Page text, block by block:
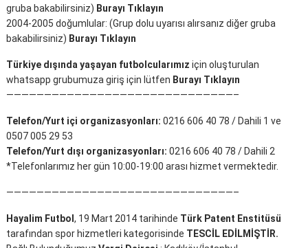
gruba bakabilirsiniz) Burayı Tıklayın
2004-2005 doğumlular: (Grup dolu uyarısı alırsanız diğer gruba
bakabilirsiniz) Burayı Tıklayın
Türkiye dışında yaşayan futbolcularımız için oluşturulan
whatsapp grubumuza giriş için lütfen Burayı Tıklayın
——————————————————————————————–
Telefon/Yurt içi organizasyonları: 0216 606 40 78 / Dahili 1 ve
0507 005 29 53
Telefon/Yurt dışı organizasyonları: 0216 606 40 78 / Dahili 2
*Telefonlarımız her gün 10:00-19:00 arası hizmet vermektedir.
——————————————————————————————–
Hayalim Futbol, 19 Mart 2014 tarihinde Türk Patent Enstitüsü
tarafından spor hizmetleri kategorisinde TESCİL EDİLMİŞTİR.